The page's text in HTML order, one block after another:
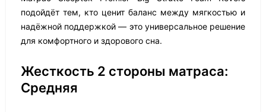
подойдёт тем, кто ценит баланс между мягкостью и
надёжной поддержкой — это универсальное решение
для комфортного и здорового сна.
Жесткость 2 стороны матраса:
Средняя